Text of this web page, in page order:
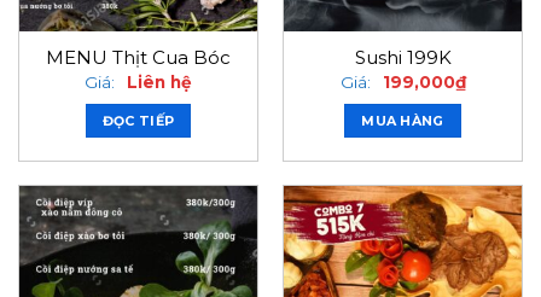
MENU Thịt Cua Bóc
Giá: Liên hệ
ĐỌC TIẾP
Sushi 199K
Giá: 199,000₫
MUA HÀNG